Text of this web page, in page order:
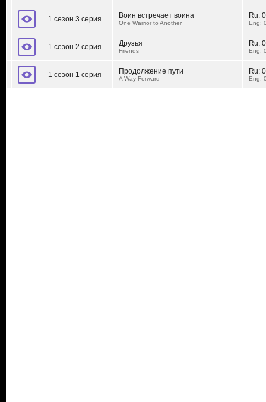
1 сезон 3 серия Воин встречает воина
One Warrior to Another
Ru:
Eng:
1 сезон 2 серия Друзья
Friends
Ru:
Eng:
1 сезон 1 серия Продолжение пути
A Way Forward
Ru:
Eng: